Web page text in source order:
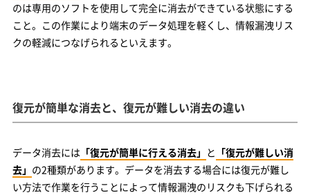
のは専用のソフトを使用して完全に消去ができている状態にする
こと。この作業により端末のデータ処理を軽くし、情報漏洩リス
クの軽減につなげられるといえます。
復元が簡単な消去と、復元が難しい消去の違い
データ消去には「復元が簡単に行える消去」 と 「復元が難しい消
去」 の2種類があります。データを消去する場合には復元が難し
い方法で作業を行うことによって情報漏洩のリスクも下げられる